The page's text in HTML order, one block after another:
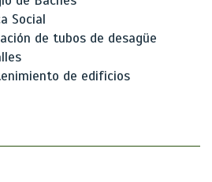
Social
de tubos de desagüe
de edificios